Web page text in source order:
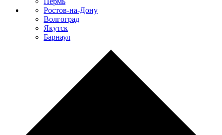
Ростов-на-Дону
Волгоград
Якутск
Барнаул